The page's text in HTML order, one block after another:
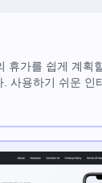
휴가를 쉽게 계획
사용하기 쉬운 인
에 접근할 수 있
들어 여행을 즐기